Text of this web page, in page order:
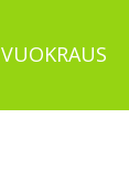
VUOKRAUS